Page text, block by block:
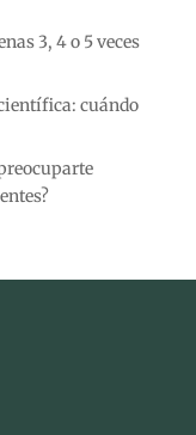
3, 4 o 5 veces
cuándo